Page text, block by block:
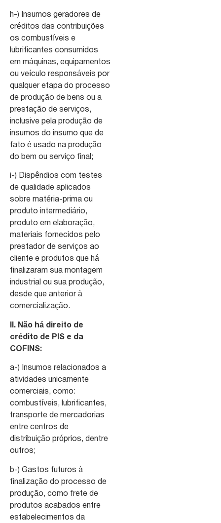
h-) Insumos geradores de
créditos das contribuições
os combustíveis e
lubrificantes consumidos
em máquinas, equipamentos
ou veículo responsáveis por
qualquer etapa do processo
de produção de bens ou a
prestação de serviços,
inclusive pela produção de
insumos do insumo que de
fato é usado na produção
do bem ou serviço final;
i-) Dispêndios com testes
de qualidade aplicados
sobre matéria-prima ou
produto intermediário,
produto em elaboração,
materiais fornecidos pelo
prestador de serviços ao
cliente e produtos que há
finalizaram sua montagem
industrial ou sua produção,
desde que anterior à
comercialização.
II. Não há direito de
crédito de PIS e da
COFINS:
a-) Insumos relacionados a
atividades unicamente
comerciais, como:
combustíveis, lubrificantes,
transporte de mercadorias
entre centros de
distribuição próprios, dentre
outros;
b-) Gastos futuros à
finalização do processo de
produção, como frete de
produtos acabados entre
estabelecimentos da